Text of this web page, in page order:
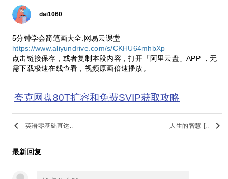
dai1060
5分钟学会简笔画大全.网易云课堂
https://www.aliyundrive.com/s/CKHU64mhbXp
点击链接保存，或者复制本段内容，打开「阿里云盘」APP ，无
需下载极速在线查看，视频原画倍速播放。
夸克网盘80T扩容和免费SVIP获取攻略
keyboard_arrow_left 英语零基础直达.. 人生的智慧-[.. keyboard_arrow_right
最新回复